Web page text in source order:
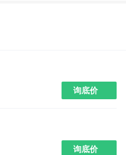
询底价
询底价